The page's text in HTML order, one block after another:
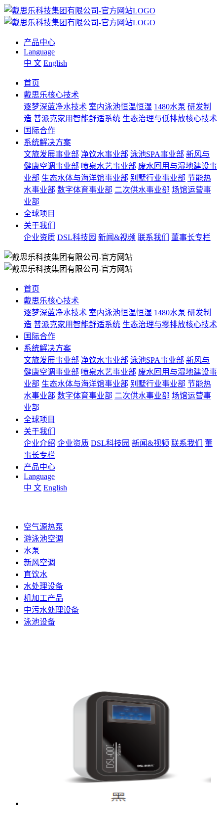
产品中心
Language
中 文 English
首页
戴思乐核心技术
逐梦深蓝净水技术 室内泳池恒温恒湿 1480水泵 研发制
造 普派克家用智能舒适系统 生态治理与低排放核心技术
国际合作
系统解决方案
文旅发展事业部 净饮水事业部 泳池SPA事业部 新风与
健康空调事业部 喷泉水艺事业部 废水回用与湿地建设事
业部 生态水体与海洋馆事业部 别墅行业事业部 节能热
水事业部 数字体育事业部 二次供水事业部 场馆运营事
业部
全球项目
关于我们
企业资质 DSL科技园 新闻&视频 联系我们 董事长专栏
首页
戴思乐核心技术
逐梦深蓝净水技术 室内泳池恒温恒湿 1480水泵 研发制
造 普派克家用智能舒适系统 生态治理与零排放核心技术
国际合作
系统解决方案
文旅发展事业部 净饮水事业部 泳池SPA事业部 新风与
健康空调事业部 喷泉水艺事业部 废水回用与湿地建设事
业部 生态水体与海洋馆事业部 别墅行业事业部 节能热
水事业部 数字体育事业部 二次供水事业部 场馆运营事
业部
全球项目
关于我们
企业介绍 企业资质 DSL科技园 新闻&视频 联系我们
董
事长专栏
产品中心
Language
中 文 English
空气源热泵
游泳池空调
水泵
新风空调
直饮水
水处理设备
机加工产品
中污水处理设备
泳池设备